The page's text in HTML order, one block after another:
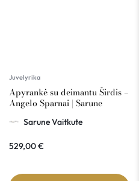
Juvelyrika
Apyrankė su deimantu Širdis –
Angelo Sparnai | Sarune
Sarune Vaitkute
529,00€